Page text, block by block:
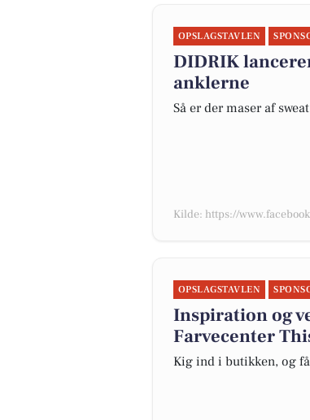
OPSLAGSTAVLEN
DIDRIK
anklerne
Så er der maser af
Kilde: https://
OPSLAGSTAVLEN
Inspiration og
Farvecenter
Kig ind i butikken, og